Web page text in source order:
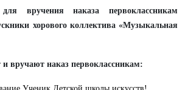
вручения наказа первоклассникам
хорового коллектива «Музыкальная
вручают наказ первоклассникам: